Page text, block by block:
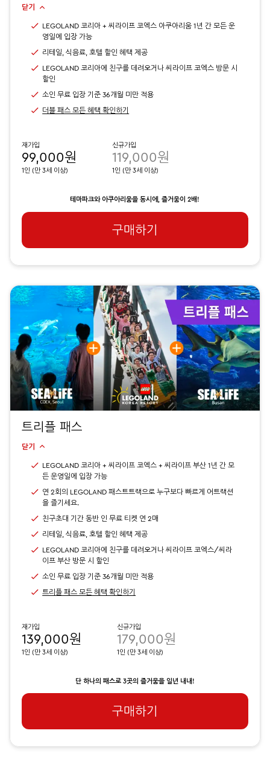
닫기
LEGOLAND 코리아 + 씨라이프 코엑스 아쿠아리움 1년 간 모든 운
영일에 입장 가능
리테일, 식음료, 호텔 할인 혜택 제공
LEGOLAND 코리아에 친구를 데려오거나 씨라이프 코엑스 방문 시
할인
소인 무료 입장 기준 36개월 미만 적용
더블 패스 모든 혜택 확인하기
재가입
99,000원
1인 (만 3세 이상)
신규가입
119,000원
1인 (만 3세 이상)
테마파크와 아쿠아리움을 동시에, 즐거움이 2배!
구매하기
트리플 패스
닫기
LEGOLAND 코리아 + 씨라이프 코엑스 + 씨라이프 부산 1년 간 모
든 운영일에 입장 가능
연 2회의 LEGOLAND 패스트트랙으로 누구보다 빠르게 어트랙션
을 즐기세요.
친구초대 기간 동반 인 무료 티켓 연 2매
리테일, 식음료, 호텔 할인 혜택 제공
LEGOLAND 코리아에 친구를 데려오거나 씨라이프 코엑스/씨라
이프 부산 방문 시 할인
소인 무료 입장 기준 36개월 미만 적용
트리플 패스 모든 혜택 확인하기
재가입
139,000원
1인 (만 3세 이상)
신규가입
179,000원
1인 (만 3세 이상)
단 하나의 패스로 3곳의 즐거움을 일년 내내!
구매하기